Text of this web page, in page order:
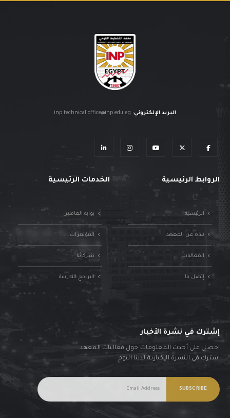
البريد الإلكتروني:
inp.technical.office@inp.edu.eg
الروابط الرئيسية
الرئيسية
نبذة عن المعهد
الفعاليات
إتصل بنا
الخدمات الرئيسية
بوابة العاملين
المؤتمرات
شركائنا
البرامج التدريبية
إشترك في نشرة الأخبار
احصل على أحدث المعلومات حول فعاليات المعهد.
اشترك في النشرة الإخبارية لدينا اليوم.